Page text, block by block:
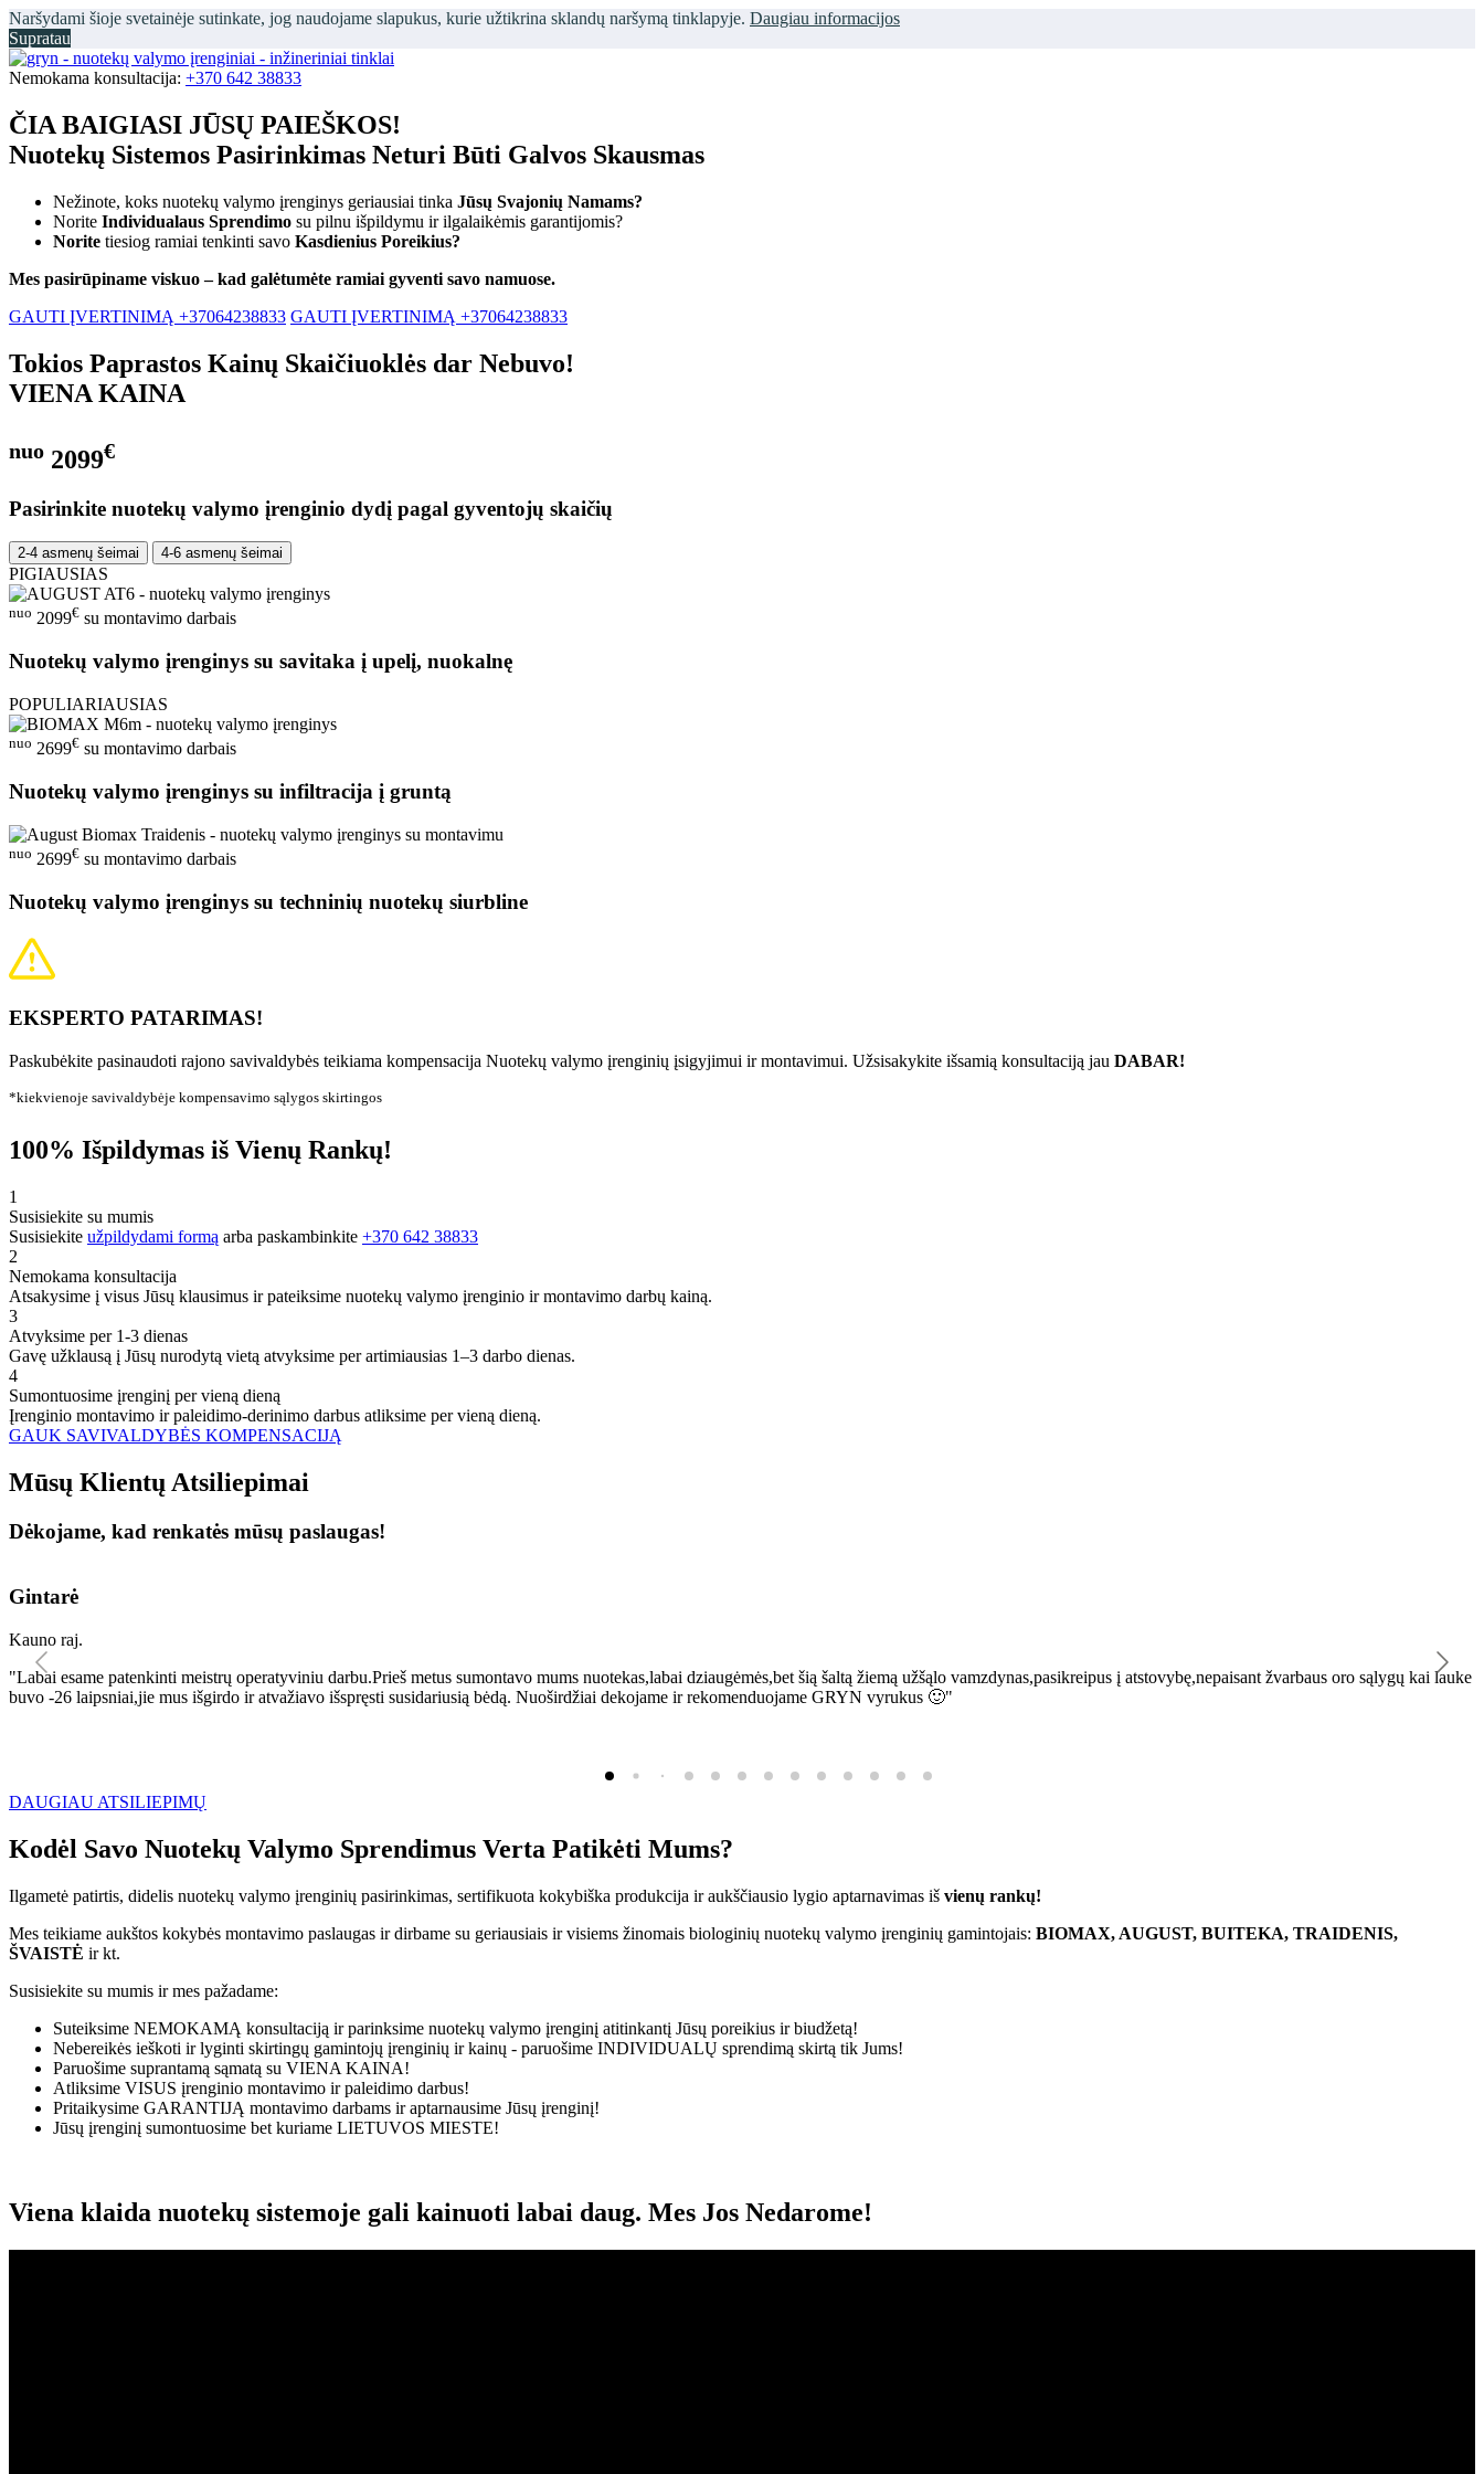
Naršydami šioje svetainėje sutinkate, jog naudojame slapukus, kurie užtikrina sklandų naršymą tinklapyje. Daugiau informacijos
Supratau
Nemokama konsultacija: +370 642 38833
ČIA BAIGIASI JŪSŲ PAIEŠKOS!
Nuotekų Sistemos Pasirinkimas Neturi Būti Galvos Skausmas
Nežinote, koks nuotekų valymo įrenginys geriausiai tinka Jūsų Svajonių Namams?
Norite Individualaus Sprendimo su pilnu išpildymu ir ilgalaikėmis garantijomis?
Norite tiesiog ramiai tenkinti savo Kasdienius Poreikius?
Mes pasirūpiname viskuo – kad galėtumėte ramiai gyventi savo namuose.
GAUTI ĮVERTINIMĄ +37064238833 GAUTI ĮVERTINIMĄ +37064238833
Tokios Paprastos Kainų Skaičiuoklės dar Nebuvo!
VIENA KAINA
nuo 2099€
Pasirinkite nuotekų valymo įrenginio dydį pagal gyventojų skaičių
2-4 asmenų šeimai 4-6 asmenų šeimai
PIGIAUSIAS
nuo 2099€ su montavimo darbais
Nuotekų valymo įrenginys su savitaka į upelį, nuokalnę
POPULIARIAUSIAS
nuo 2699€ su montavimo darbais
Nuotekų valymo įrenginys su infiltracija į gruntą
nuo 2699€ su montavimo darbais
Nuotekų valymo įrenginys su techninių nuotekų siurbline
EKSPERTO PATARIMAS!
Paskubėkite pasinaudoti rajono savivaldybės teikiama kompensacija Nuotekų valymo įrenginių įsigyjimui ir montavimui. Užsisakykite išsamią konsultaciją jau DABAR!
*kiekvienoje savivaldybėje kompensavimo sąlygos skirtingos
100% Išpildymas iš Vienų Rankų!
1
Susisiekite su mumis
Susisiekite užpildydami formą arba paskambinkite +370 642 38833
2
Nemokama konsultacija
Atsakysime į visus Jūsų klausimus ir pateiksime nuotekų valymo įrenginio ir montavimo darbų kainą.
3
Atvyksime per 1-3 dienas
Gavę užklausą į Jūsų nurodytą vietą atvyksime per artimiausias 1–3 darbo dienas.
4
Sumontuosime įrenginį per vieną dieną
Įrenginio montavimo ir paleidimo-derinimo darbus atliksime per vieną dieną.
GAUK SAVIVALDYBĖS KOMPENSACIJĄ
Mūsų Klientų Atsiliepimai
Dėkojame, kad renkatės mūsų paslaugas!
Gintarė
Kauno raj.
"Labai esame patenkinti meistrų operatyviniu darbu.Prieš metus sumontavo mums nuotekas,labai dziaugėmės,bet šią šaltą žiemą užšąlo vamzdynas,pasikreipus į atstovybę,nepaisant žvarbaus oro sąlygų kai lauke
buvo -26 laipsniai,jie mus išgirdo ir atvažiavo išspręsti susidariusią bėdą. Nuoširdžiai dekojame ir rekomenduojame GRYN vyrukus 🙂"
DAUGIAU ATSILIEPIMŲ
Kodėl Savo Nuotekų Valymo Sprendimus Verta Patikėti Mums?
Ilgametė patirtis, didelis nuotekų valymo įrenginių pasirinkimas, sertifikuota kokybiška produkcija ir aukščiausio lygio aptarnavimas iš vienų rankų!
Mes teikiame aukštos kokybės montavimo paslaugas ir dirbame su geriausiais ir visiems žinomais biologinių nuotekų valymo įrenginių gamintojais: BIOMAX, AUGUST, BUITEKA, TRAIDENIS,
ŠVAISTĖ ir kt.
Susisiekite su mumis ir mes pažadame:
Suteiksime NEMOKAMĄ konsultaciją ir parinksime nuotekų valymo įrenginį atitinkantį Jūsų poreikius ir biudžetą!
Nebereikės ieškoti ir lyginti skirtingų gamintojų įrenginių ir kainų - paruošime INDIVIDUALŲ sprendimą skirtą tik Jums!
Paruošime suprantamą sąmatą su VIENA KAINA!
Atliksime VISUS įrenginio montavimo ir paleidimo darbus!
Pritaikysime GARANTIJĄ montavimo darbams ir aptarnausime Jūsų įrenginį!
Jūsų įrenginį sumontuosime bet kuriame LIETUVOS MIESTE!
Viena klaida nuotekų sistemoje gali kainuoti labai daug. Mes Jos Nedarome!